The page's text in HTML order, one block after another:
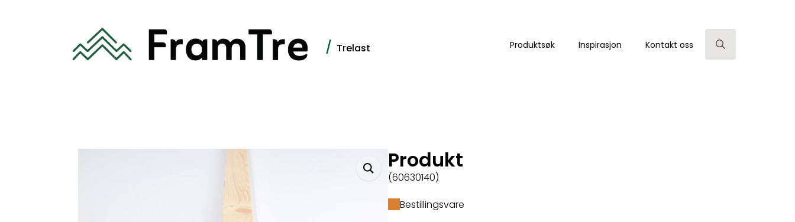
/ Trelast Produktsøk Inspirasjon Kontakt oss
Produkt
(60630140)
Bestillingsvare